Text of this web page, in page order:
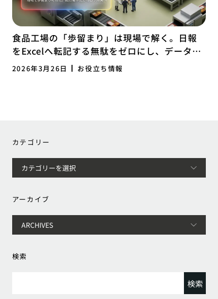
食品工場の「歩留まり」は現場で解く。日報
をExcelへ転記する無駄をゼロにし、データで
経営を研ぎ澄ます「ログ経営」への転換
2026年3月26日 お役立ち情報
カテゴリー
アーカイブ
検索